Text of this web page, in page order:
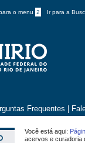
o menu 2 Ir para a
Frequentes
Você está aqui:
acervos e curadoria